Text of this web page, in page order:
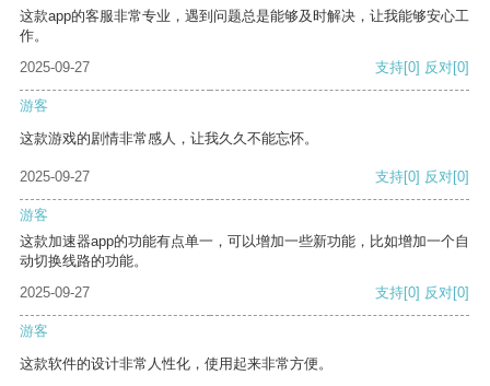
这款app的客服非常专业，遇到问题总是能够及时解决，让我能够安心工
作。
2025-09-27
支持[0] 反对[0]
游客
这款游戏的剧情非常感人，让我久久不能忘怀。
2025-09-27 支持[0] 反对[0]
游客
这款加速器app的功能有点单一，可以增加一些新功能，比如增加一个自
动切换线路的功能。
2025-09-27
支持[0] 反对[0]
游客
这款软件的设计非常人性化，使用起来非常方便。